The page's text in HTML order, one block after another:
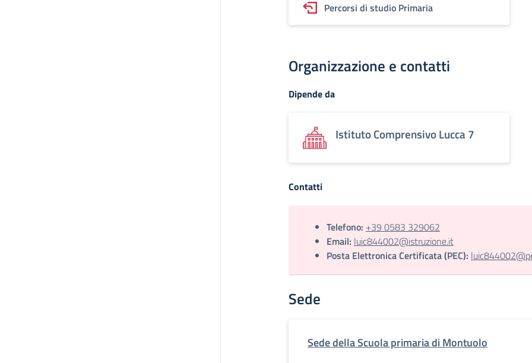
Percorsi di studio Primaria
Organizzazione e contatti
Dipende da
Istituto Comprensivo Lucca 7
Contatti
Telefono: +39 0583 329062
Email: luic844002@istruzione.it
Posta Elettronica Certificata (PEC):
Sede
Sede della Scuola primaria di Montuolo